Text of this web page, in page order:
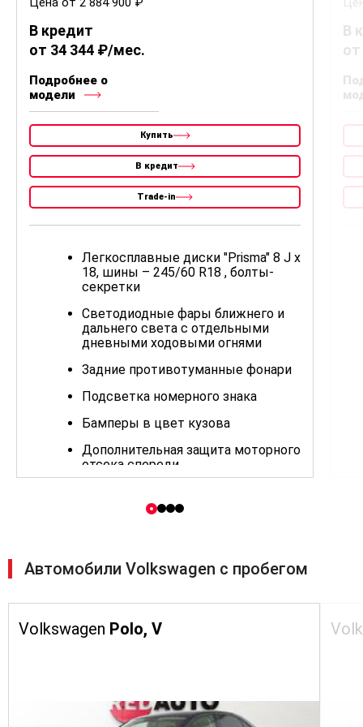
В кредит
от 34 344 ₽/мес.
Подробнее о
модели
Купить
В кредит
Trade-in
Легкосплавные диски "Prisma" 8 J x
18, шины – 245/60 R18 , болты-
секретки
Светодиодные фары ближнего и
дальнего света с отдельными
дневными ходовыми огнями
Задние противотуманные фонари
Подсветка номерного знака
Бамперы в цвет кузова
Дополнительная защита моторного
отсека спереди
со стороны водителя
Задние стекла с тонировкой
(светопоглощение 65%)
Обивка сидений тканью
Стандартные передние сиденья
спереди с нишей и регулировкой
В
Автомобили Volkswagen с пробегом
Volkswagen Polo, V